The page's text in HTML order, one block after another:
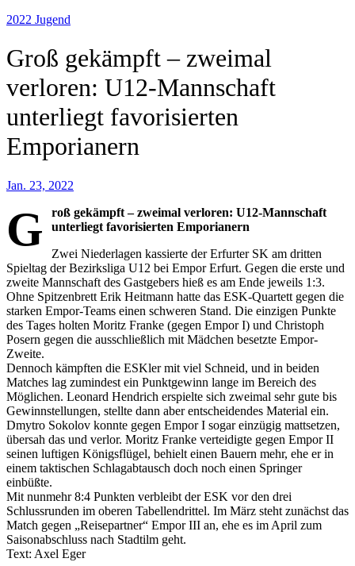
2022 Jugend
Groß gekämpft – zweimal
verloren: U12-Mannschaft
unterliegt favorisierten
Emporianern
Jan. 23, 2022
G
roß gekämpft – zweimal verloren: U12-Mannschaft
unterliegt favorisierten Emporianern
Zwei Niederlagen kassierte der Erfurter SK am dritten
Spieltag der Bezirksliga U12 bei Empor Erfurt. Gegen die erste und
zweite Mannschaft des Gastgebers hieß es am Ende jeweils 1:3.
Ohne Spitzenbrett Erik Heitmann hatte das ESK-Quartett gegen die
starken Empor-Teams einen schweren Stand. Die einzigen Punkte
des Tages holten Moritz Franke (gegen Empor I) und Christoph
Posern gegen die ausschließlich mit Mädchen besetzte Empor-
Zweite.
​Dennoch kämpften die ESKler mit viel Schneid, und in beiden
Matches lag zumindest ein Punktgewinn lange im Bereich des
Möglichen. Leonard Hendrich erspielte sich zweimal sehr gute bis
Gewinnstellungen, stellte dann aber entscheidendes Material ein.
Dmytro Sokolov konnte gegen Empor I sogar einzügig mattsetzen,
übersah das und verlor. Moritz Franke verteidigte gegen Empor II
seinen luftigen Königsflügel, behielt einen Bauern mehr, ehe er in
einem taktischen Schlagabtausch doch noch einen Springer
einbüßte.
​Mit nunmehr 8:4 Punkten verbleibt der ESK vor den drei
Schlussrunden im oberen Tabellendrittel. Im März steht zunächst das
Match gegen „Reisepartner“ Empor III an, ehe es im April zum
Saisonabschluss nach Stadtilm geht.
Text: Axel Eger